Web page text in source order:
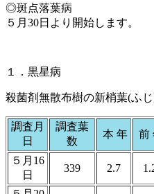
◎斑点落葉病
５月30日より開始します。
１．黒星病
殺菌剤無散布樹の新梢葉(ふ
調査月
日
調査葉
数
本 年 前
５月16
日
339 2.7